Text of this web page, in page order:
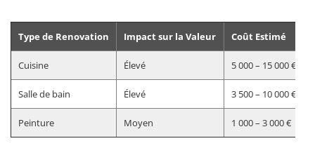
Type de Renovation Impact sur la Valeur Coût Estimé
Cuisine Élevé 5 000 – 15 000 €
Salle de bain Élevé 3 500 – 10 000 €
Peinture Moyen 1 000 – 3 000 €